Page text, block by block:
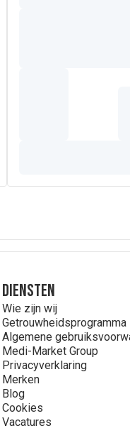
Diensten
Wie zijn wij
Getrouwheidsprogramma
Algemene
Medi-Market Group
Privacyverklaring
Merken
Blog
Cookies
Vacatures